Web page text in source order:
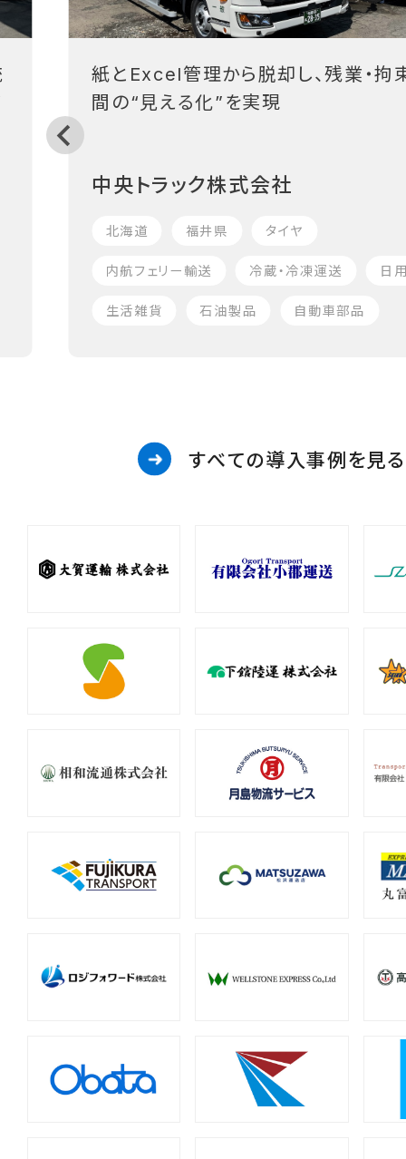
紙とExcel管理から脱却し、残業・拘
間の“見える化”を実現
中央トラック株式会社
北海道 福井県 タイヤ
内航フェリー輸送 冷蔵・冷凍運送 日
生活雑貨 石油製品 自動車部品
すべての導入事例を見る